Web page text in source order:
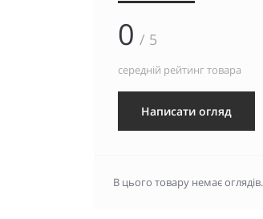
0 / 5
середній рейтинг товара
Написати огляд
В цього товару немає оглядів.